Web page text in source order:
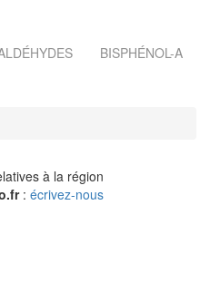
BISPHÉNOL-A
à la région
: écrivez-nous